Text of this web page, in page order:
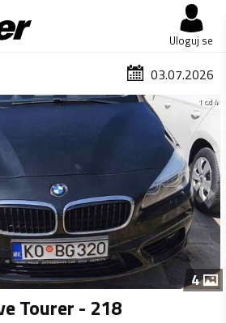
Uloguj se
03.07.2026
1 od 4
4
Tourer - 218